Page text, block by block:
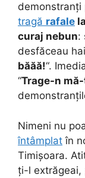
demonstranți
tragă rafale
curaj nebun:
desfăceau
băăă!“.
“Trage-n
Nimeni nu
întâmplat în
Timișoara.
ți-l extrăgeai,